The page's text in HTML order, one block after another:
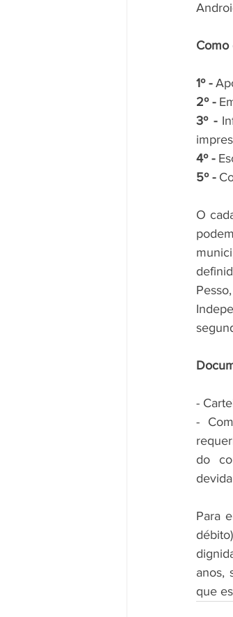
Como
1º -
2º -
3º -
4º -
5º -
O
-
-
do
Para
anos,
que